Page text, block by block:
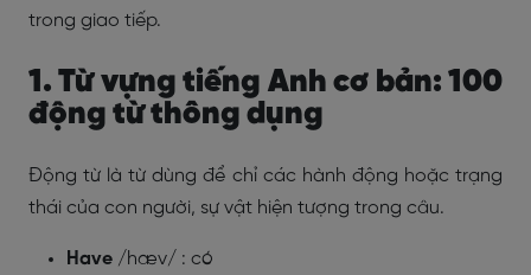
trong giao tiếp.
1. Từ vựng tiếng Anh cơ bản: 100
động từ thông dụng
Động từ là từ dùng để chỉ các hành động hoặc trạng
thái của con người, sự vật hiện tượng trong câu.
Have /hæv/ : có